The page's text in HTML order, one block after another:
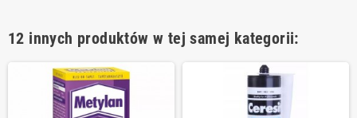
12 innych produktów w tej samej kategorii: